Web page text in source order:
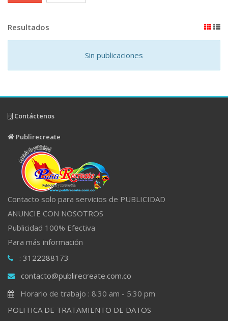
Resultados
Sin publicaciones
Contáctenos
Publirecreate
Contacto solo para servicios de PUBLICIDAD
ANUNCIE CON NOSOTROS
Publicidad 100% Efectiva
Para más información
: 3122288173
contacto@publirecreate.com.co
Horario de trabajo : 8:30 am - 5:30 pm
POLITICA DE TRATAMIENTO DE DATOS